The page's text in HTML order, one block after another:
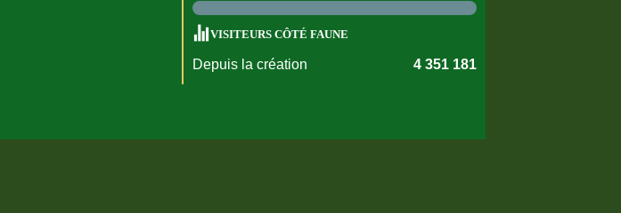
VISITEURS CÔTÉ FAUNE
Depuis la création 4 351 181